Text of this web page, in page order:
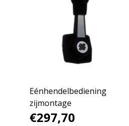
Eénhendelbediening
zijmontage
€297,70